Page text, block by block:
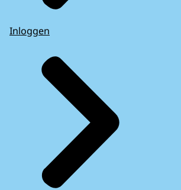
Inloggen